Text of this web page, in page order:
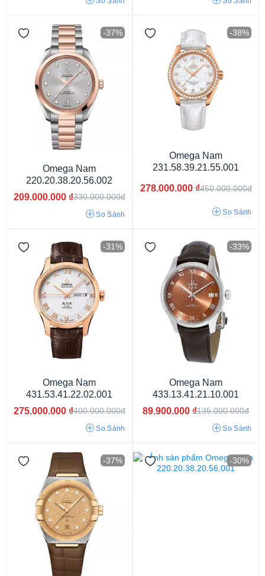
Kính Sapphire
Dây Vàng & Thép Ko Gỉ Dây Thép Không Gỉ Dây Da
Dây kim loại Dây cao su
13mm 13.5mm 14.5mm 15mm 16mm
8mm
7mm
8.9mm 7.3mm 12.6mm 12.9mm 12.7mm 10.8mm
10.1mm 9.8mm 12.2mm
13.2mm 6.3mm 6.6 mm
11.9mm
-37%
Omega Nam
220.20.38.20.56.002
209.000.000 ₫330.000.000đ
So Sánh
-38%
Omega Nam
231.58.39.21.55.001
278.000.000 ₫450.000.000đ
So Sánh
-31%
Omega Nam
431.53.41.22.02.001
275.000.000 ₫400.000.000đ
So Sánh
-33%
Omega Nam
433.13.41.21.10.001
89.900.000 ₫135.000.000đ
So Sánh
-37% -30%